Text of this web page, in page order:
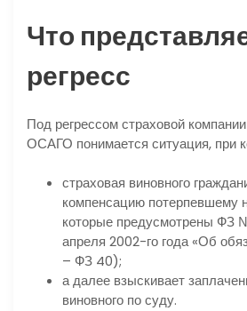
Что
регресс
Под регрессом страховой
ОСАГО понимается ситуация, при
страховая виновного
компенсацию потерпевшему
которые предусмотрены ФЗ
апреля 2002-го года «Об
– ФЗ 40);
а далее взыскивает
виновного по суду.